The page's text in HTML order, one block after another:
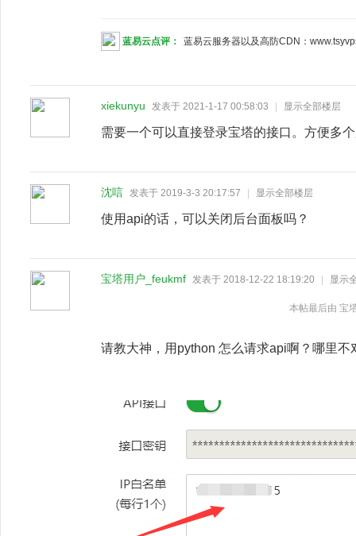
蓝易云点评： 蓝易云服务器以及高防CDN：
xiekunyu 发表于 2021-1-17 00:58:03 显示全部楼层
需要一个可以直接登录宝塔的接口。方便多
沈唁 发表于 2019-3-3 20:17:57 显示全部楼层
使用api的话，可以关闭后台面板吗？
宝塔用户_feukmf 发表于 2018-12-22 18:19:20 显示
本帖最后由 宝
请教大神，用python 怎么请求api啊？哪里不